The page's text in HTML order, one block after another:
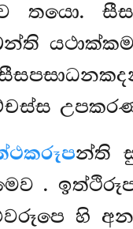
තයො.
න්ති
.
හි